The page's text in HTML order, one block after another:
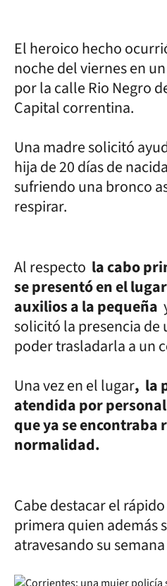
El heroico hecho
noche del viernes en
por la calle Rio Negro
Capital correntina.
Una madre solicitó
hija de 20 días de
sufriendo una bronco
respirar.
Al respecto la cabo
se presentó en el
auxilios a la pequeña
solicitó la presencia de
poder trasladarla a un
Una vez en el lugar, la
atendida por
que ya se encontraba
normalidad.
Cabe destacar el
primera quien además
atravesando su